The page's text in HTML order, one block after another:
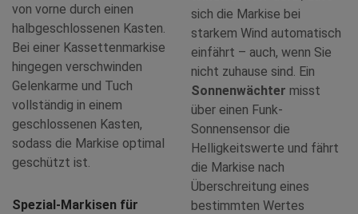
von vorne durch einen
halbgeschlossenen Kasten.
Bei einer Kassettenmarkise
hingegen verschwinden
Gelenkarme und Tuch
vollständig in einem
geschlossenen Kasten,
sodass die Markise optimal
geschützt ist.
Spezial-Markisen für
sich die Markise bei
starkem Wind automatisch
einfährt – auch, wenn Sie
nicht zuhause sind. Ein
Sonnenwächter misst
über einen Funk-
Sonnensensor die
Helligkeitswerte und fährt
die Markise nach
Überschreitung eines
bestimmten Wertes